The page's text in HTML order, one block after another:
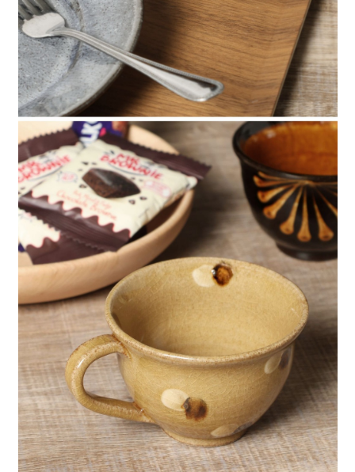
權轉讓予恩沛科技股份有限公司。
２．關於個人資料處理事宜，請瀏覽以下網址：https://aftee.tw/terms/#terms3
３．未成年的使用者請事先徵得法定代理人或監護人之同意方可使用
「AFTEE先享後付」，若未經同意申辦者引起之損失，本公司不負相關責
任。
４．使用「AFTEE先享後付」時，將依據個別帳號之用戶狀況，依本公司即
時審查核予不同之上限額度；若仍有額度不足之情形，本公司將視審查結果
請求用戶進行身份認證。
５．嚴禁一人註冊多個帳號或使用他人資訊註冊。若發現惡意使用之情形，
恩沛科技股份有限公司將有權停止該用戶之使用額度並採取法律行動。